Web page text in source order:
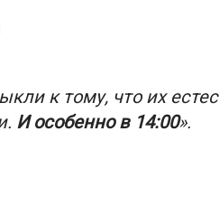
к тому, что их
И особенно в 14:00».